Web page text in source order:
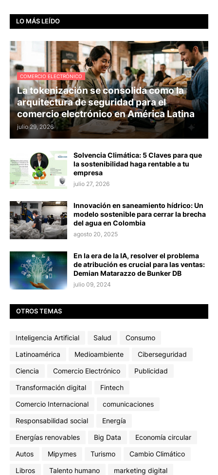
LO MÁS LEÍDO
COMERCIO ELECTRÓNICO
La tokenización se consolida como la
arquitectura de seguridad para el
comercio electrónico en América Latina
julio 29, 2026
Solvencia Climática: 5 Claves para que
la sostenibilidad haga rentable a tu
empresa
julio 27, 2026
Innovación en saneamiento hídrico: Un
modelo sostenible para cerrar la brecha
del agua en Colombia
agosto 20, 2025
En la era de la IA, resolver el problema
de atribución es crucial para las ventas:
Demian Matarazzo de Bunker DB
julio 09, 2024
OTROS TEMAS
Inteligencia Artificial Salud
Consumo
Latinoamérica
Medioambiente
Ciberseguridad
Ciencia
Comercio Electrónico
Publicidad
Transformación digital
Fintech
Comercio Internacional
comunicaciones
Responsabilidad social
Energía
Energías renovables
Big Data
Economía circular
Autos
Mipymes Turismo
Cambio Climático
Libros
Talento humano
marketing digital